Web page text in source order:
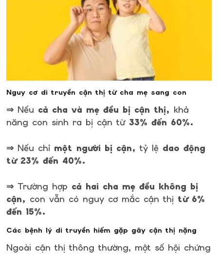
Nguy cơ di truyền cận thị từ cha mẹ sang con
⇒ Nếu cả cha và mẹ đều bị cận thị, khả
năng con sinh ra bị cận từ33% đến 60%.
⇒ Nếu chỉ một người bị cận, tỷ lệ dao động
từ 23% đến 40%.
⇒ Trường hợp cả hai cha mẹ đều không bị
cận, con vẫn có nguy cơ mắc cận thị từ 6%
đến 15%.
Các bệnh lý di truyền hiếm gặp gây cận thị nặng
Ngoài cận thị thông thường, một số hội chứng